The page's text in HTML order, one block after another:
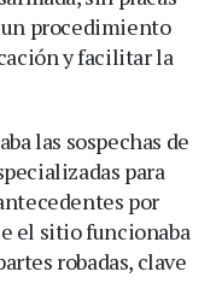
procedimiento
y facilitar la
las sospechas de
para
por
el sitio funcionaba
robadas, clave